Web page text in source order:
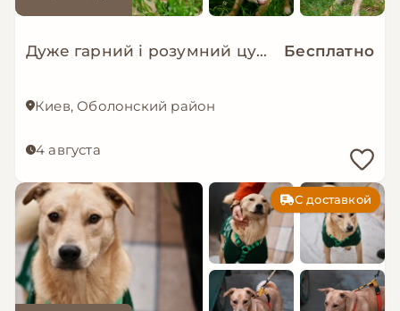
Дуже гарний і розумний цуцик мріє про родину! Бесплатно
Киев, Оболонский район
4 августа
С доставкой